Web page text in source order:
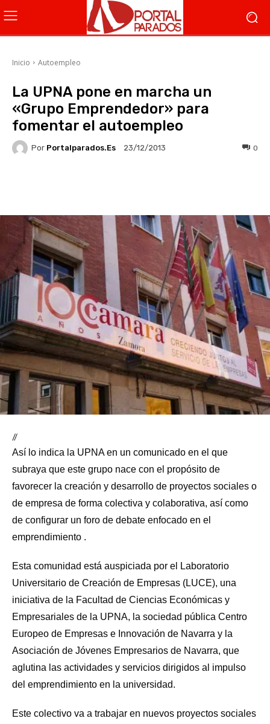
Inicio Autoempleo
La UPNA pone en marcha un
«Grupo Emprendedor» para
fomentar el autoempleo
Por Portalparados.es 23/12/2013 0
//
Así lo indica la UPNA en un comunicado en el que
subraya que este grupo nace con el propósito de
favorecer la creación y desarrollo de proyectos sociales o
de empresa de forma colectiva y colaborativa, así como
de configurar un foro de debate enfocado en el
emprendimiento .
Esta comunidad está auspiciada por el Laboratorio
Universitario de Creación de Empresas (LUCE), una
iniciativa de la Facultad de Ciencias Económicas y
Empresariales de la UPNA, la sociedad pública Centro
Europeo de Empresas e Innovación de Navarra y la
Asociación de Jóvenes Empresarios de Navarra, que
aglutina las actividades y servicios dirigidos al impulso
del emprendimiento en la universidad.
Este colectivo va a trabajar en nuevos proyectos sociales